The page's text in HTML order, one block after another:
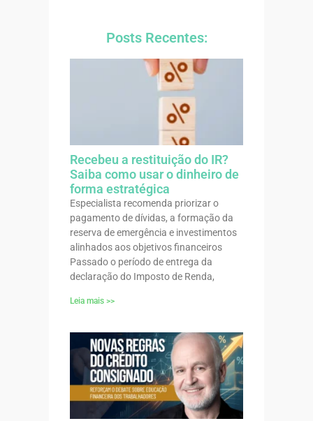
Posts Recentes:
Recebeu a restituição do IR?
Saiba como usar o dinheiro de
forma estratégica
Especialista recomenda priorizar o
pagamento de dívidas, a formação da
reserva de emergência e investimentos
alinhados aos objetivos financeiros
Passado o período de entrega da
declaração do Imposto de Renda,
Leia mais >>